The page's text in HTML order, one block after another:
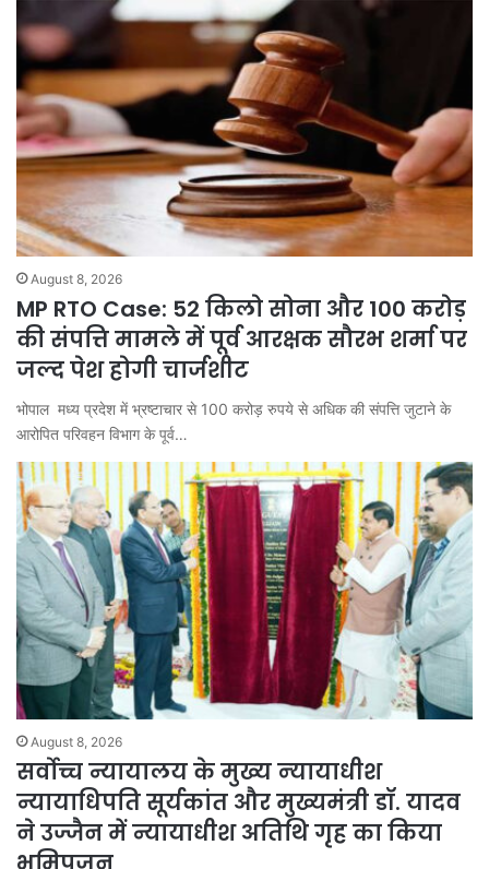
August 8, 2026
MP RTO Case: 52 किलो सोना और 100 करोड़
की संपत्ति मामले में पूर्व आरक्षक सौरभ शर्मा पर
जल्द पेश होगी चार्जशीट
भोपाल मध्य प्रदेश में भ्रष्टाचार से 100 करोड़ रुपये से अधिक की संपत्ति जुटाने के
आरोपित परिवहन विभाग के पूर्व…
August 8, 2026
सर्वोच्च न्यायालय के मुख्‍य न्‍यायाधीश
न्यायाधिपति सूर्यकांत और मुख्यमंत्री डॉ. यादव
ने उज्जैन में न्यायाधीश अतिथि गृह का किया